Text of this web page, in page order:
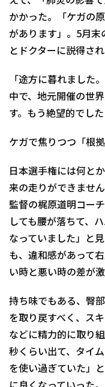
かかった。「ケガの
があります」。5月末
とドクターに説得さ
「途方に暮れました
中で、地元開催の世
す。もう絶望的でし
ケガで焦りつつ「根拠
日本選手権には何と
来の走りができませ
監督の梶原道明コー
しても腰が落ちて、
なっていました」と
も、違和感があって
い時と悪い時の差が
持ち味でもある、臀
を取り戻すべく、ス
などに精力的に取り
秒くらい出て、タイ
を使い過ぎていた」